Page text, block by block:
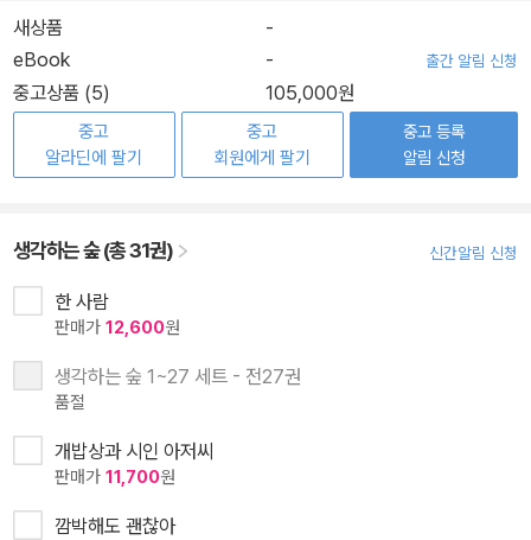
새상품
-
eBook
- 출간 알림 신청
중고상품 (5) 105,000원
중고
알라딘에 팔기
중고
회원에게 팔기
중고 등록
알림 신청
생각하는 숲 (총 31권) 신간알림 신청
한 사람
판매가 12,600원
생각하는 숲 1~27 세트 - 전27권
품절
개밥상과 시인 아저씨
판매가 11,700원
깜박해도 괜찮아